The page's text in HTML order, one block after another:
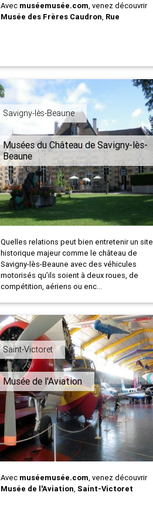
Avec muséemusée.com, venez découvrir
Musée des Frères Caudron, Rue
Savigny-lès-Beaune
Musées du Château de Savigny-lès-
Beaune
Quelles relations peut bien entretenir un site
historique majeur comme le château de
Savigny-lès-Beaune avec des véhicules
motorisés qu’ils soient à deux roues, de
compétition, aériens ou enc...
Saint-Victoret
Musée de l'Aviation
Avec muséemusée.com, venez découvrir
Musée de l'Aviation, Saint-Victoret